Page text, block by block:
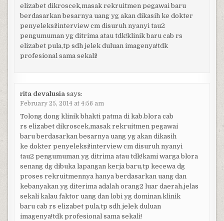
elizabet dikroscek,masak rekruitmen pegawai baru
berdasarkan besarnya uang yg akan dikasih ke dokter
penyeleksi!interview cm disuruh nyanyi tau2
pengumuman yg ditrima atau tdk!klinik baru cab rs
elizabet pula,tp sdh jelek duluan imagenya!tdk
profesional sama sekali!
rita devalusia says:
February 25, 2014 at 4:56 am
Tolong dong klinik bhakti patma di kab.blora cab
rs elizabet dikroscek,masak rekruitmen pegawai
baru berdasarkan besarnya uang yg akan dikasih
ke dokter penyeleksi!interview cm disuruh nyanyi
tau2 pengumuman yg ditrima atau tdk!kami warga blora
senang dg dibuka lapangan kerja baru,tp kecewa dg
proses rekruitmennya hanya berdasarkan uang dan
kebanyakan yg diterima adalah orang2 luar daerah.jelas
sekali kalau faktor uang dan lobi yg dominan.klinik
baru cab rs elizabet pula,tp sdh jelek duluan
imagenya!tdk profesional sama sekali!